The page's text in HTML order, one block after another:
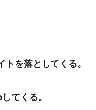
を落としてくる。
てくる。